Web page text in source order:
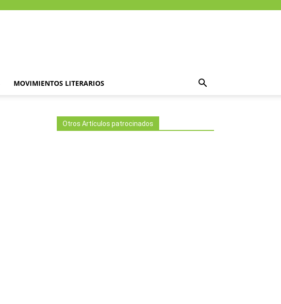
MOVIMIENTOS LITERARIOS
Otros Artículos patrocinados